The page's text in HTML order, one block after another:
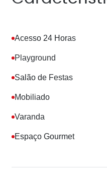
Acesso 24 Horas
Playground
Salão de Festas
Mobiliado
Varanda
Espaço Gourmet